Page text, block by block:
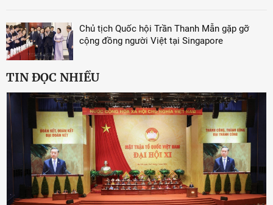
Chủ tịch Quốc hội Trần Thanh Mẫn gặp gỡ
cộng đồng người Việt tại Singapore
TIN ĐỌC NHIỀU